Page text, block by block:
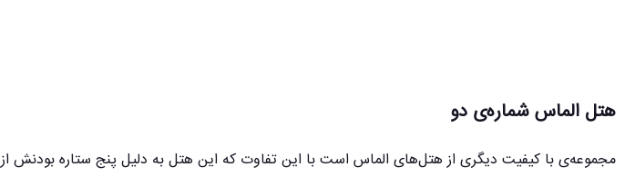
هتل الماس شماره‌ی دو
مجموعه‌ی با کیفیت دیگری از هتل‌های الماس است با این تفاوت که این هتل به دلیل پنج ستاره بودنش از